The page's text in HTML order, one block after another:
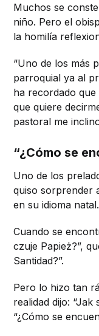
Muchos se
niño. Pero el
la homilía
“Uno de los más
parroquial ya al
ha recordado
que quiere
pastoral me
“¿Cómo se
Uno de los
quiso sorprender
en su idioma natal.
Cuando se
czuje Papież?”,
Santidad?”.
Pero lo hizo tan
realidad dijo: “Jak
“¿Cómo se